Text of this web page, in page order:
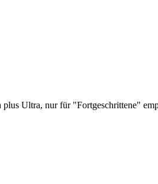
plus Ultra, nur für "Fortgeschrittene"